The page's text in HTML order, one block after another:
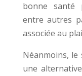
bonne santé
entre autres
associée au
Néanmoins, le
une